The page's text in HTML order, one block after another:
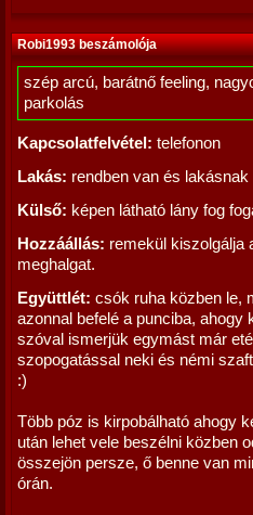
Robi1993 beszámolója
szép arcú, barátnő feeling,
parkolás
Kapcsolatfelvétel: telefonon
Lakás: rendben van és
Külső: képen látható lány fog
Hozzáállás: remekül kiszolgálja
meghalgat.
Együttlét: csók ruha közben le,
azonnal befelé a punciba,
szóval ismerjük egymást már
szopogatással neki és némi
:)
Több póz is kirpobálható ahogy
után lehet vele beszélni közben
összejön persze, ő benne van
órán.